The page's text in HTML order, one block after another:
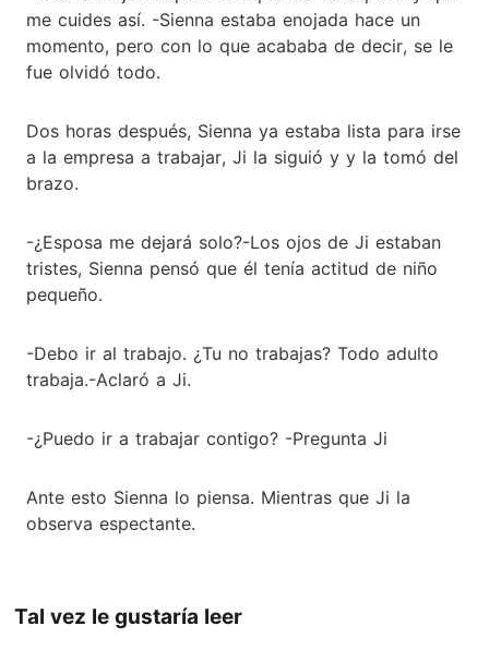
me cuides así. -Sienna estaba enojada hace un
momento, pero con lo que acababa de decir, se le
fue olvidó todo.
Dos horas después, Sienna ya estaba lista para irse
a la empresa a trabajar, Ji la siguió y y la tomó del
brazo.
-¿Esposa me dejará solo?-Los ojos de Ji estaban
tristes, Sienna pensó que él tenía actitud de niño
pequeño.
-Debo ir al trabajo. ¿Tu no trabajas? Todo adulto
trabaja.-Aclaró a Ji.
-¿Puedo ir a trabajar contigo? -Pregunta Ji
Ante esto Sienna lo piensa. Mientras que Ji la
observa espectante.
Tal vez le gustaría leer